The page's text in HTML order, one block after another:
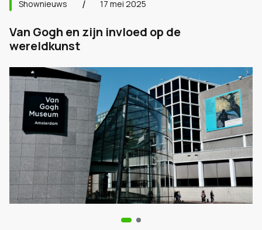
Shownieuws 17 mei 2025
Van Gogh en zijn invloed op de
wereldkunst